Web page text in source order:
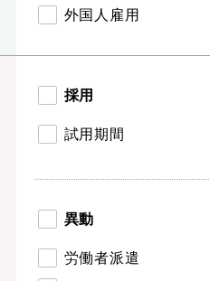
外国人雇用
採用
試用期間
異動
労働者派遣